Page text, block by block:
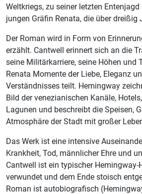
Weltkriegs, zu seiner letzten
jungen Gräfin Renata, die über dreißig
Der Roman wird in Form von
erzählt. Cantwell erinnert sich an die
seine Militärkarriere, seine Höhen und
Renata Momente der Liebe, Eleganz
Verständnisses teilt. Hemingway
Bild der venezianischen Kanäle,
Lagunen und beschreibt die Speisen,
Atmosphäre der Stadt mit großer
Das Werk ist eine intensive
Krankheit, Tod, männlicher Ehre und
Cantwell ist ein typischer Hemingway-
verwundet und dem Ende stoisch
Roman ist autobiografisch